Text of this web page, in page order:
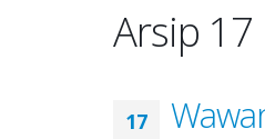
Arsip 17
17